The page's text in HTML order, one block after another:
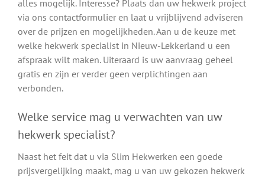
alles mogelijk. Interesse? Plaats dan uw hekwerk project
via ons contactformulier en laat u vrijblijvend adviseren
over de prijzen en mogelijkheden. Aan u de keuze met
welke hekwerk specialist in Nieuw-Lekkerland u een
afspraak wilt maken. Uiteraard is uw aanvraag geheel
gratis en zijn er verder geen verplichtingen aan
verbonden.
Welke service mag u verwachten van uw
hekwerk specialist?
Naast het feit dat u via Slim Hekwerken een goede
prijsvergelijking maakt, mag u van uw gekozen hekwerk